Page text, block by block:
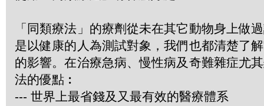
「同類療法」的療劑從未在其它動物身上做
是以健康的人為測試對象，我們也都清楚了
的影響。在治療急病、慢性病及奇難雜症尤
法的優點︰
--- 世界上最省錢及又最有效的醫療體系